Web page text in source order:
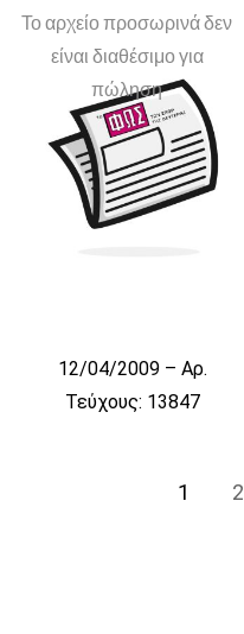
Το αρχείο προσωρινά δεν
είναι διαθέσιμο για
πώληση
12/04/2009 – Αρ.
Τεύχους: 13847
1 2